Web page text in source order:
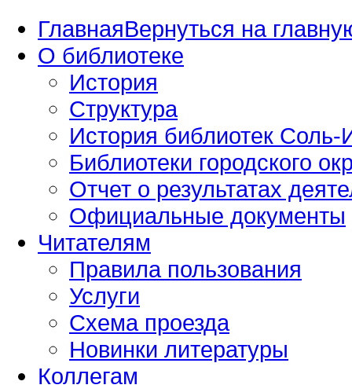
ГлавнаяВернуться на
О библиотеке
История
Структура
История библиотек Соль-
Библиотеки городского
Отчет о результатах
Официальные документы
Читателям
Правила пользования
Услуги
Схема проезда
Новинки литературы
Коллегам